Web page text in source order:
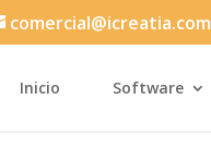
comercial@icreatia.com
Inicio Software